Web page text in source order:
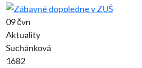
09 čvn
Aktuality
Suchánková
1682